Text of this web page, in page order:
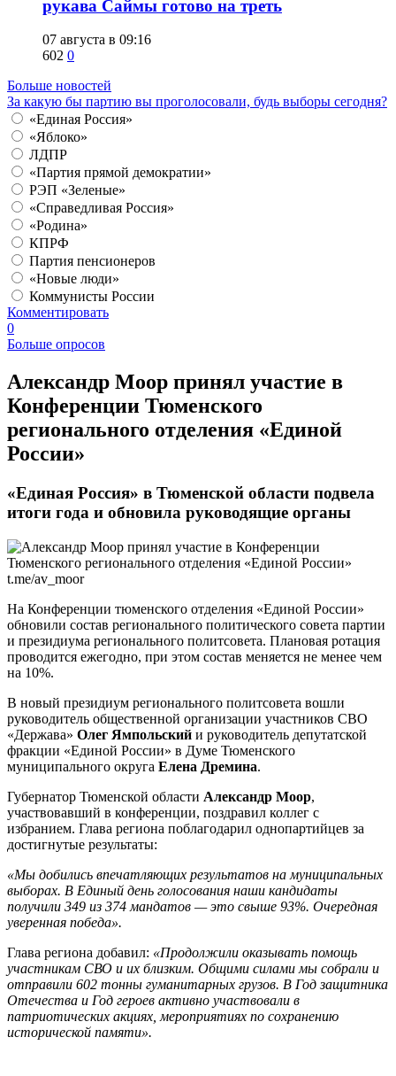
рукава Саймы готово на треть
07 августа в 09:16
602 0
Больше новостей
За какую бы партию вы проголосовали, будь выборы сегодня?
«Единая Россия»
«Яблоко»
ЛДПР
«Партия прямой демократии»
РЭП «Зеленые»
«Справедливая Россия»
«Родина»
КПРФ
Партия пенсионеров
«Новые люди»
Коммунисты России
Комментировать
0
Больше опросов
​Александр Моор принял участие в
Конференции Тюменского
регионального отделения «Единой
России»
«Единая Россия» в Тюменской области подвела
итоги года и обновила руководящие органы
t.me/av_moor
На Конференции тюменского отделения «Единой России»
обновили состав регионального политического совета партии
и президиума регионального политсовета. Плановая ротация
проводится ежегодно, при этом состав меняется не менее чем
на 10%.
В новый президиум регионального политсовета вошли
руководитель общественной организации участников СВО
«Держава» Олег Ямпольский и руководитель депутатской
фракции «Единой России» в Думе Тюменского
муниципального округа Елена Дремина.
Губернатор Тюменской области Александр Моор,
участвовавший в конференции, поздравил коллег с
избранием. Глава региона поблагодарил однопартийцев за
достигнутые результаты:
«Мы добились впечатляющих результатов на муниципальных
выборах. В Единый день голосования наши кандидаты
получили 349 из 374 мандатов — это свыше 93%. Очередная
уверенная победа».
Глава региона добавил: «Продолжили оказывать помощь
участникам СВО и их близким. Общими силами мы собрали и
отправили 602 тонны гуманитарных грузов. В Год защитника
Отечества и Год героев активно участвовали в
патриотических акциях, мероприятиях по сохранению
исторической памяти».